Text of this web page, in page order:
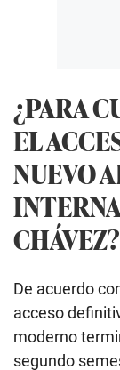
¿PARA
EL
NUEVO
CHÁVEZ?
De acuerdo
acceso
moderno
segundo